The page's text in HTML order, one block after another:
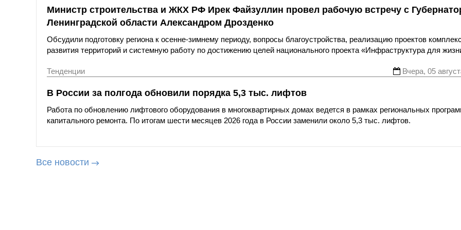
Министр строительства и ЖКХ РФ Ирек Файзуллин провел рабочую встречу с
Ленинградской области Александром Дрозденко
Обсудили подготовку региона к осенне-зимнему периоду, вопросы благоустройства, реализацию проектов
развития территорий и системную работу по достижению целей национального проекта «Инфраструктура для
Тенденции Вчера, 05
В России за полгода обновили порядка 5,3 тыс. лифтов
Работа по обновлению лифтового оборудования в многоквартирных домах ведется в рамках региональных
капитального ремонта. По итогам шести месяцев 2026 года в России заменили около 5,3 тыс. лифтов.
Все новости